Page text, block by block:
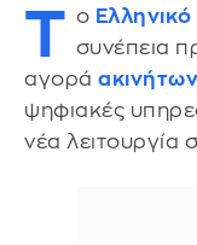
Τ ο
συνέπεια
αγορά ακινήτων
ψηφιακές
νέα λειτουργία